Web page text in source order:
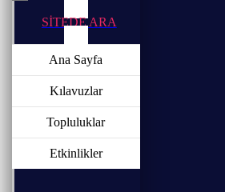
SİTEDE ARA
Ana Sayfa
Kılavuzlar
Topluluklar
Etkinlikler